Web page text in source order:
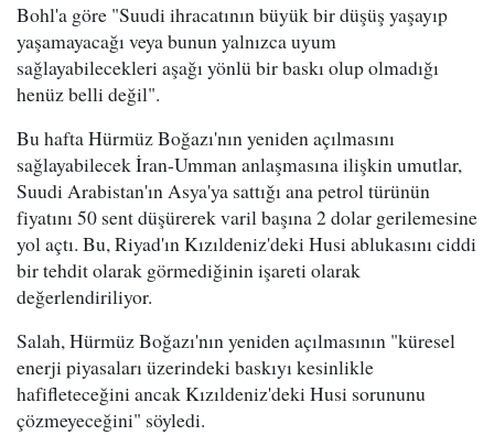
Bohl'a göre "Suudi ihracatının büyük bir düşüş yaşayıp
yaşamayacağı veya bunun yalnızca uyum
sağlayabilecekleri aşağı yönlü bir baskı olup olmadığı
henüz belli değil".
Bu hafta Hürmüz Boğazı'nın yeniden açılmasını
sağlayabilecek İran-Umman anlaşmasına ilişkin umutlar,
Suudi Arabistan'ın Asya'ya sattığı ana petrol türünün
fiyatını 50 sent düşürerek varil başına 2 dolar gerilemesine
yol açtı. Bu, Riyad'ın Kızıldeniz'deki Husi ablukasını ciddi
bir tehdit olarak görmediğinin işareti olarak
değerlendiriliyor.
Salah, Hürmüz Boğazı'nın yeniden açılmasının "küresel
enerji piyasaları üzerindeki baskıyı kesinlikle
hafifleteceğini ancak Kızıldeniz'deki Husi sorununu
çözmeyeceğini" söyledi.